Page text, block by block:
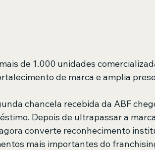
de 1.000 unidades
de marca e amplia
chancela recebida da ABF
Depois de ultrapassar a
converte reconhecimento
mais importantes do